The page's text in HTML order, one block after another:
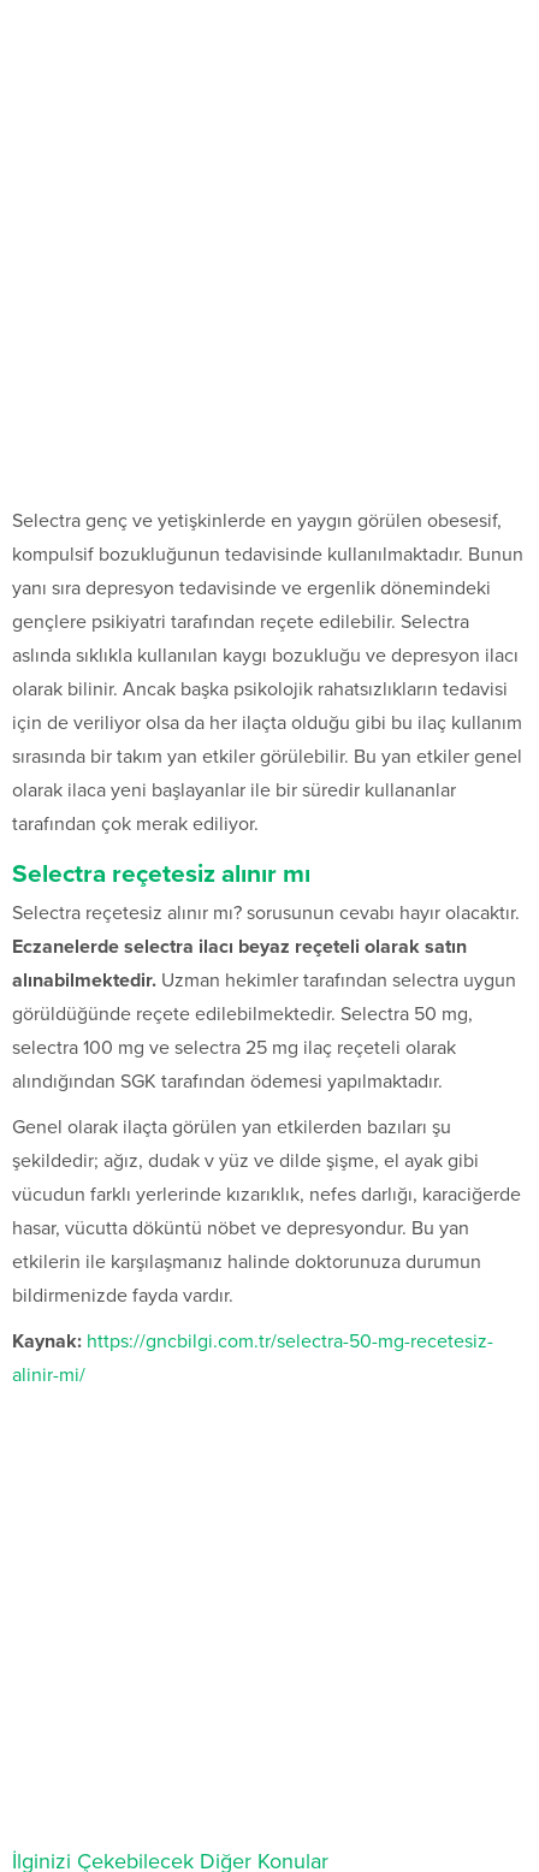
Selectra genç ve yetişkinlerde en yaygın görülen obesesif,
kompulsif bozukluğunun tedavisinde kullanılmaktadır. Bunun
yanı sıra depresyon tedavisinde ve ergenlik dönemindeki
gençlere psikiyatri tarafından reçete edilebilir. Selectra
aslında sıklıkla kullanılan kaygı bozukluğu ve depresyon ilacı
olarak bilinir. Ancak başka psikolojik rahatsızlıkların tedavisi
için de veriliyor olsa da her ilaçta olduğu gibi bu ilaç kullanım
sırasında bir takım yan etkiler görülebilir. Bu yan etkiler genel
olarak ilaca yeni başlayanlar ile bir süredir kullananlar
tarafından çok merak ediliyor.
Selectra reçetesiz alınır mı
Selectra reçetesiz alınır mı? sorusunun cevabı hayır olacaktır.
Eczanelerde selectra ilacı beyaz reçeteli olarak satın
alınabilmektedir. Uzman hekimler tarafından selectra uygun
görüldüğünde reçete edilebilmektedir. Selectra 50 mg,
selectra 100 mg ve selectra 25 mg ilaç reçeteli olarak
alındığından SGK tarafından ödemesi yapılmaktadır.
Genel olarak ilaçta görülen yan etkilerden bazıları şu
şekildedir; ağız, dudak v yüz ve dilde şişme, el ayak gibi
vücudun farklı yerlerinde kızarıklık, nefes darlığı, karaciğerde
hasar, vücutta döküntü nöbet ve depresyondur. Bu yan
etkilerin ile karşılaşmanız halinde doktorunuza durumun
bildirmenizde fayda vardır.
Kaynak: https://gncbilgi.com.tr/selectra-50-mg-recetesiz-
alinir-mi/
İlginizi Çekebilecek Diğer Konular